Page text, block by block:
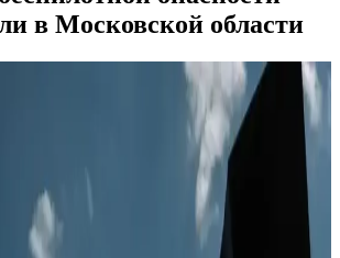
в Московской области